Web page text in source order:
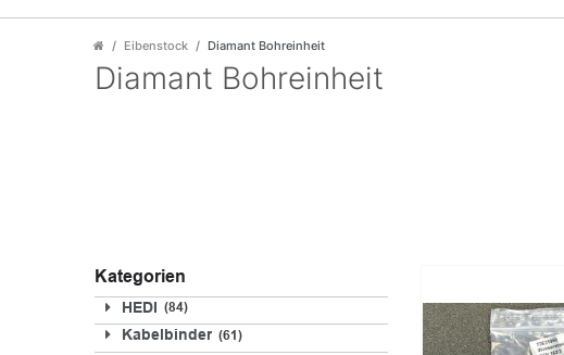
Eibenstock Diamant Bohreinheit
Diamant Bohreinheit
Kategorien
HEDI 84
Kabelbinder 61